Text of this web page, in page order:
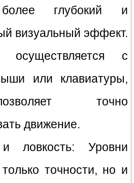
глубокий и
визуальный эффект.
осуществляется с
или клавиатуры,
точно
движение.
и ловкость: Уровни
точности, но и